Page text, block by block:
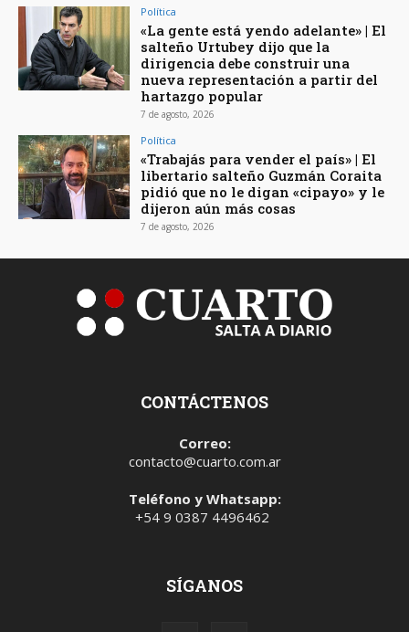
Política
«La gente está yendo adelante» | El
salteño Urtubey dijo que la
dirigencia debe construir una
nueva representación a partir del
hartazgo popular
7 de agosto, 2026
Política
«Trabajás para vender el país» | El
libertario salteño Guzmán Coraita
pidió que no le digan «cipayo» y le
dijeron aún más cosas
7 de agosto, 2026
CONTÁCTENOS
Correo:
contacto@cuarto.com.ar
Teléfono y Whatsapp:
+54 9 0387 4496462
SÍGANOS